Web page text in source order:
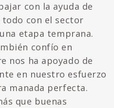
con la ayuda de
con el sector
etapa temprana.
confío en
nos ha apoyado de
en nuestro esfuerzo
manada perfecta.
que buenas